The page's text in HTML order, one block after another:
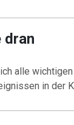
dran
alle
in der